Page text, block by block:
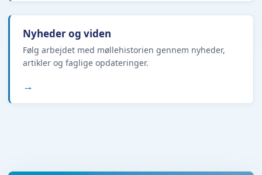
Nyheder og viden
Følg arbejdet med møllehistorien gennem nyheder,
artikler og faglige opdateringer.
→